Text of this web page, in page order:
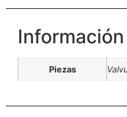
Piezas